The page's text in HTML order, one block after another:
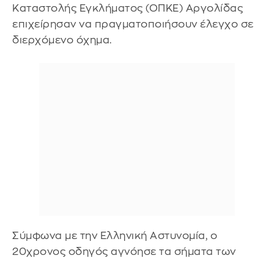
Καταστολής Εγκλήματος (ΟΠΚΕ) Αργολίδας
επιχείρησαν να πραγματοποιήσουν έλεγχο σε
διερχόμενο όχημα.
Σύμφωνα με την Ελληνική Αστυνομία, ο
20χρονος οδηγός αγνόησε τα σήματα των